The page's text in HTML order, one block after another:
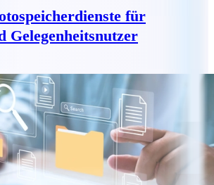
für
Gelegenheitsnutzer